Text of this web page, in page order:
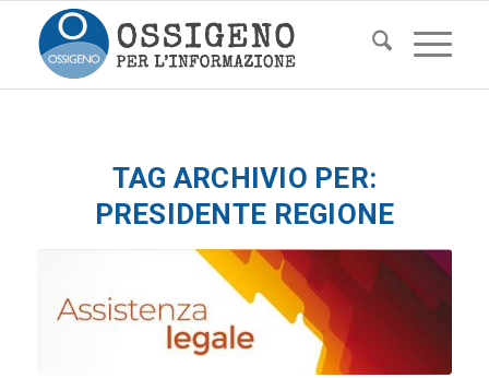
TAG ARCHIVIO PER:
PRESIDENTE REGIONE